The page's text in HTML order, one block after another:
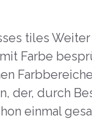
tiles
Farbe
der, durch
einmal